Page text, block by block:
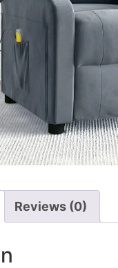
Reviews (0)